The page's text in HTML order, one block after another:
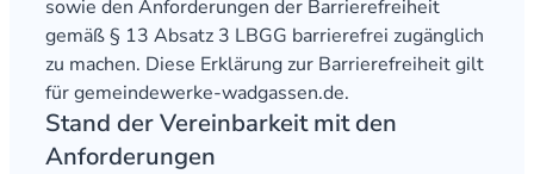
sowie den Anforderungen der Barrierefreiheit
gemäß § 13 Absatz 3 LBGG barrierefrei zugänglich
zu machen. Diese Erklärung zur Barrierefreiheit gilt
für gemeindewerke-wadgassen.de.
Stand der Vereinbarkeit mit den
Anforderungen